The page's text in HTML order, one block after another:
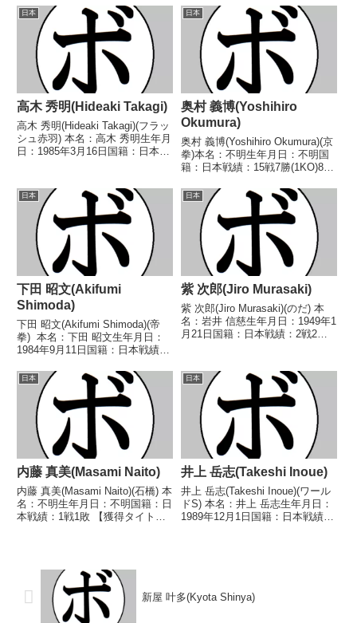
日本
高木 秀明(Hideaki Takagi)
高木 秀明(Hideaki Takagi)(フラッ
シュ赤羽) 本名：高木 秀明生年月
日：1985年3月16日国籍：日本戦
○4R判定 3-0(40-36、39-36、...
日本
奥村 義博(Yoshihiro
Okumura)
奥村 義博(Yoshihiro Okumura)(京
拳)本名：不明生年月日：不明国
籍：日本戦績：15戦7勝(1KO)8敗
本バンタム級新人王【戦歴】
1968/02/28 ○4R判定 (採点不
明) 二宮 信幸(大...
日本
下田 昭文(Akifumi
Shimoda)
下田 昭文(Akifumi Shimoda)(帝
拳) 本名：下田 昭文生年月日：
1984年9月11日国籍：日本戦績：
イトル】2003年度東日本バンタ
ム級新人王第32代日本スーパー
バンタム級王座第...
日本
紫 次郎(Jiro Murasaki)
紫 次郎(Jiro Murasaki)(のだ) 本
名：岩井 信慈生年月日：1949年1
月21日国籍：日本戦績：2戦2
ージ 橋本(不二)1968/02/18 ●4R
判定 ...
日本
内藤 真美(Masami Naito)
内藤 真美(Masami Naito)(石橋) 本
名：不明生年月日：不明国籍：日
本戦績：1戦1敗 【獲得タイト
朗(勝又)※東日本新人...
日本
井上 岳志(Takeshi Inoue)
井上 岳志(Takeshi Inoue)(ワール
ドS) 本名：井上 岳志生年月日：
1989年12月1日国籍：日本戦績：
新屋 叶多(Kyota Shinya)